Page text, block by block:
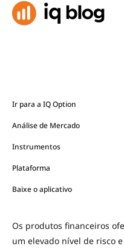
Ir para a IQ Option
Análise de Mercado
Instrumentos
Plataforma
Baixe o aplicativo
Os produtos financeiros
um elevado nível de risco